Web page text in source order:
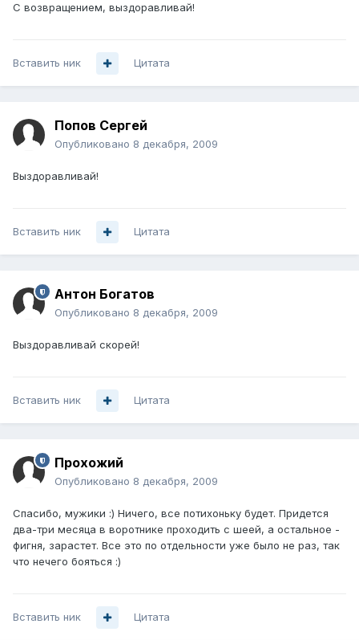
С возвращением, выздоравливай!
Вставить ник Цитата
Попов Сергей
Опубликовано 8 декабря, 2009
Выздоравливай!
Вставить ник Цитата
Антон Богатов
Опубликовано 8 декабря, 2009
Выздоравливай скорей!
Вставить ник Цитата
Прохожий
Опубликовано 8 декабря, 2009
Спасибо, мужики :) Ничего, все потихоньку будет. Придется
два-три месяца в воротнике проходить с шеей, а остальное -
фигня, зарастет. Все это по отдельности уже было не раз, так
что нечего бояться :)
Вставить ник Цитата